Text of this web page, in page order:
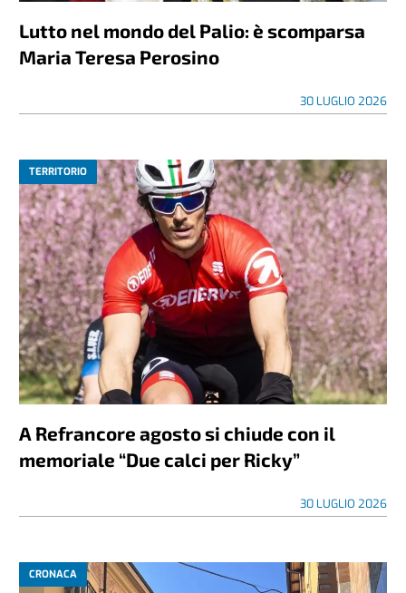
Lutto nel mondo del Palio: è scomparsa
Maria Teresa Perosino
30 LUGLIO 2026
TERRITORIO
A Refrancore agosto si chiude con il
memoriale “Due calci per Ricky”
30 LUGLIO 2026
CRONACA